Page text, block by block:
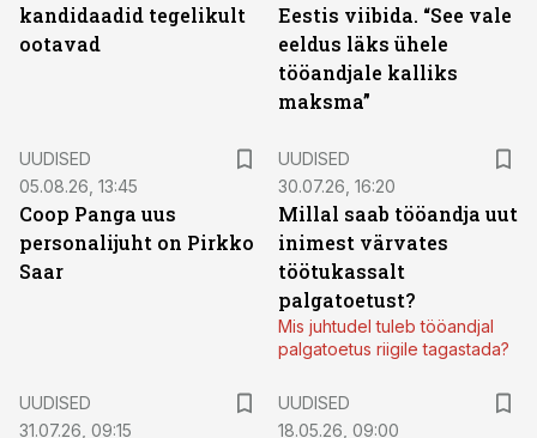
kandidaadid tegelikult
ootavad
Eestis viibida. “See vale
eeldus läks ühele
tööandjale kalliks
maksma”
UUDISED
05.08.26, 13:45
Coop Panga uus
personalijuht on Pirkko
Saar
UUDISED
30.07.26, 16:20
Millal saab tööandja uut
inimest värvates
töötukassalt
palgatoetust?
Mis juhtudel tuleb tööandjal
palgatoetus riigile tagastada?
UUDISED
31.07.26, 09:15
UUDISED
18.05.26, 09:00